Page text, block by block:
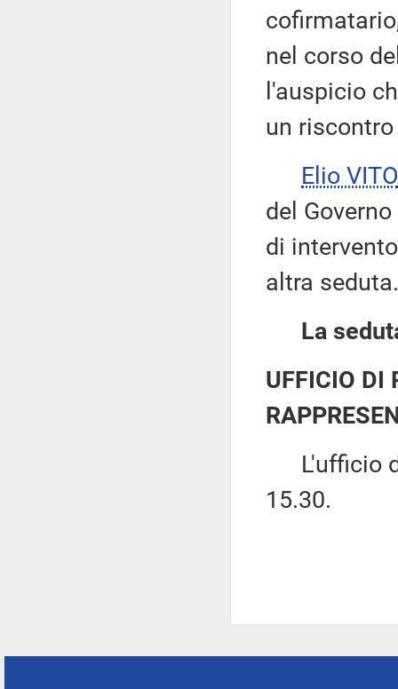
nel corso
l'auspicio
un
Elio VITO
del
di
altra seduta.
La
UFFICIO DI
L'ufficio di
15.30.